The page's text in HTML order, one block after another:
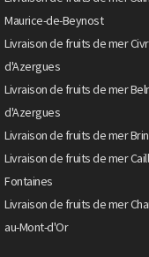
Maurice-de-Beynost
Livraison de fruits de mer
d'Azergues
Livraison de fruits de mer
d'Azergues
Livraison de fruits de mer
Livraison de fruits de mer
Fontaines
Livraison de fruits de mer
au-Mont-d'Or